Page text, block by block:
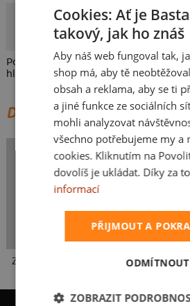
Puč
Autor
Potisk nejen pro elektrikáře, ale i pro
hlášku: "No ty vago!" nebo "No ty
DALŠÍ POTISKY ZE STEJNÉ
Zase práce? Miluju válení
Cookies: Ať je
takový, jak ho znáš
Aby náš web fungoval tak,
shop má, aby tě
obsah a reklama, aby se ti
a jiné funkce ze sociálních
mohli analyzovat
všechno potřebujeme my a
cookies. Kliknutím na
dovolíš je ukládat. Díky za
informací
PŘIJMOUT A
ODMÍTNOUT
ZOBRAZIT